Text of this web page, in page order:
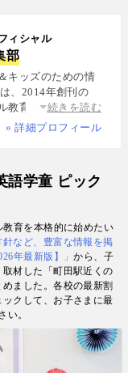
語を駆使し、世界
続. 親子留学、バイ
もオンライン英会
の高い情報を発信
ター入門』ほか、日
稿・監修実績多数
ィシャル
部
キッズのための情
、2014年創刊の
教育」に特化した
るお子様から帰国
た英語学習コーチ.
多様な専門家が多
・NewsPicks等の
な“世界と子どもの
続きを読む
» 詳細プロフィール
語学童 ピック
育を本格的に始めたい
など、豊富な情報を掲
年最新版】」から、子
材した「町田駅近くの
ました。各校の最新割
クして、お子さまに最
い。